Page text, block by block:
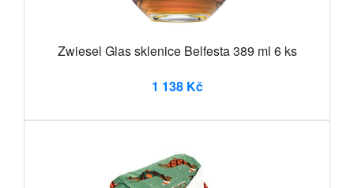
Zwiesel Glas sklenice Belfesta 389 ml 6 ks
1 138 Kč